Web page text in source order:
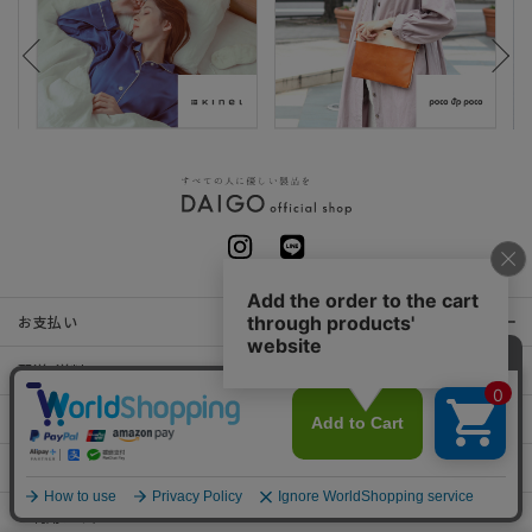
お支払い
配送・送料
返品・交換
お問い合わせ
ご利用ガイド